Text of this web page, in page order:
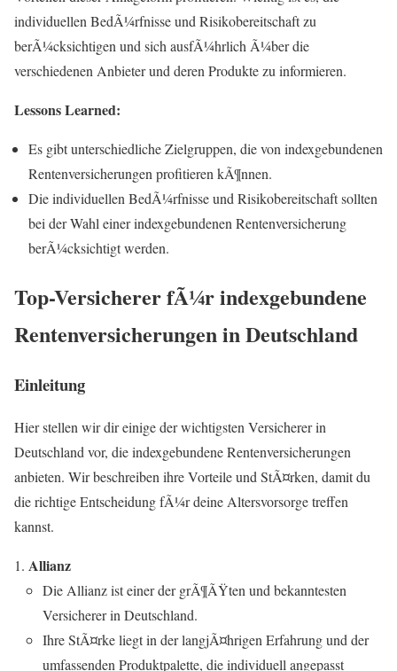
individuellen BedÃ¼rfnisse und Risikobereitschaft zu
berÃ¼cksichtigen und sich ausfÃ¼hrlich Ã¼ber die
verschiedenen Anbieter und deren Produkte zu informieren.
Lessons Learned:
Es gibt unterschiedliche Zielgruppen, die von indexgebundenen
Rentenversicherungen profitieren kÃ¶nnen.
Die individuellen BedÃ¼rfnisse und Risikobereitschaft sollten
bei der Wahl einer indexgebundenen Rentenversicherung
berÃ¼cksichtigt werden.
Top-Versicherer fÃ¼r indexgebundene
Rentenversicherungen in Deutschland
Einleitung
Hier stellen wir dir einige der wichtigsten Versicherer in
Deutschland vor, die indexgebundene Rentenversicherungen
anbieten. Wir beschreiben ihre Vorteile und StÃ¤rken, damit du
die richtige Entscheidung fÃ¼r deine Altersvorsorge treffen
kannst.
Allianz
Die Allianz ist einer der grÃ¶ÃŸten und bekanntesten
Versicherer in Deutschland.
Ihre StÃ¤rke liegt in der langjÃ¤hrigen Erfahrung und der
umfassenden Produktpalette, die individuell angepasst